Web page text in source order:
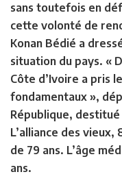
sans toutefois en
cette volonté de
Konan Bédié a
situation du pays. «
Côte d’Ivoire a pris
fondamentaux »,
République, destitué
L’alliance des
de 79 ans. L’âge
ans.